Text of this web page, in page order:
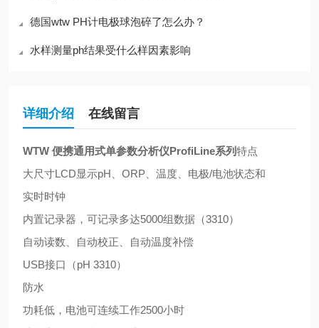
德国wtw PH计电极球泡碎了怎么办？
水样测量ph结果受什么样因素影响
详细介绍 在线留言
WTW 便携通用式单参数分析仪ProfiLine系列特点
大尺寸LCD显示pH、ORP、温度、电极/电池状态和
实时时钟
内置记录器，可记录多达5000组数据（3310）
自动读数、自动校正、自动温度补偿
USB接口（pH 3310）
防水
功耗低，电池可连续工作2500小时